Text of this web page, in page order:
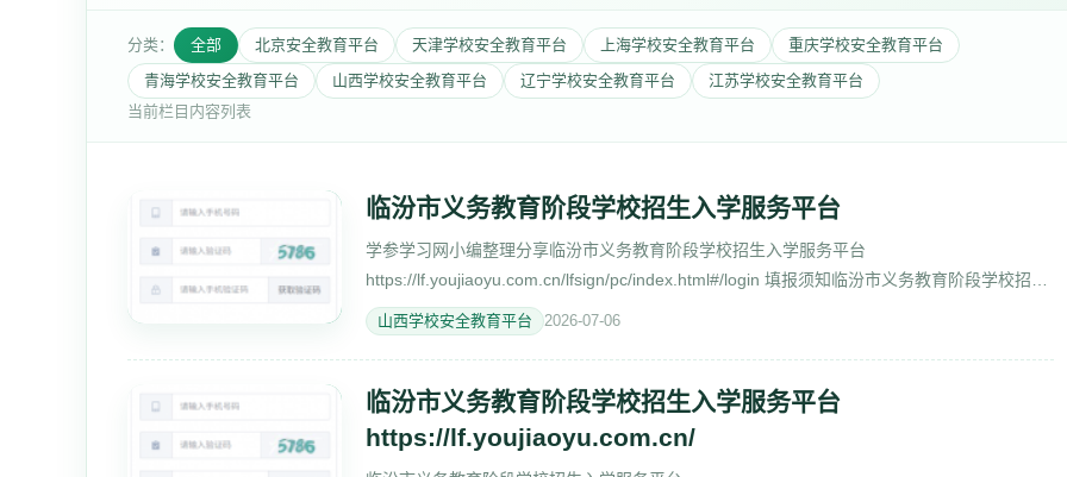
分类： 全部 北京安全教育平台 天津学校安全教育平台 上海学校安全教育平台
重庆学校安全教育平台
青海学校安全教育平台
山西学校安全教育平台 辽宁学校安全教育平台
江苏学校安全教育平台
当前栏目内容列表
临汾市义务教育阶段学校招生入学服务平台
学参学习网小编整理分享临汾市义务教育阶段学校招生入学服务平台
https://lf.youjiaoyu.com.cn/lfsign/pc/index.html#/login 填报须知临汾市义务教育阶段学校招生
入学服务平台https://lf.youjiao
山西学校安全教育平台 2026-07-06
临汾市义务教育阶段学校招生入学服务平台
https://lf.youjiaoyu.com.cn/